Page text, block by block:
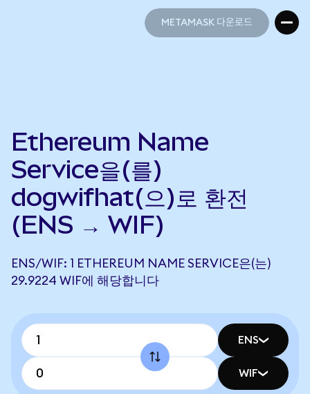
METAMASK 다운로드
Ethereum Name
Service을(를)
dogwifhat(으)로 환전
(ENS → WIF)
ENS/WIF: 1 ETHEREUM NAME SERVICE은(는)
29.9224 WIF에 해당합니다
ENS
WIF